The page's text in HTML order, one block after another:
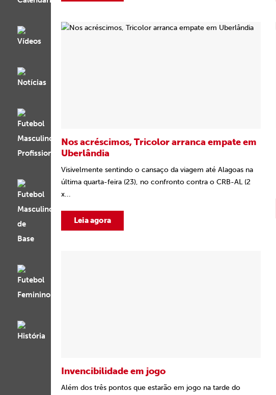
Nos acréscimos, Tricolor arranca empate em
Uberlândia
Visivelmente sentindo o cansaço da viagem até Alagoas na
última quarta-feira (23), no confronto contra o CRB-AL (2
x...
Leia agora
Invencibilidade em jogo
Além dos três pontos que estarão em jogo na tarde do